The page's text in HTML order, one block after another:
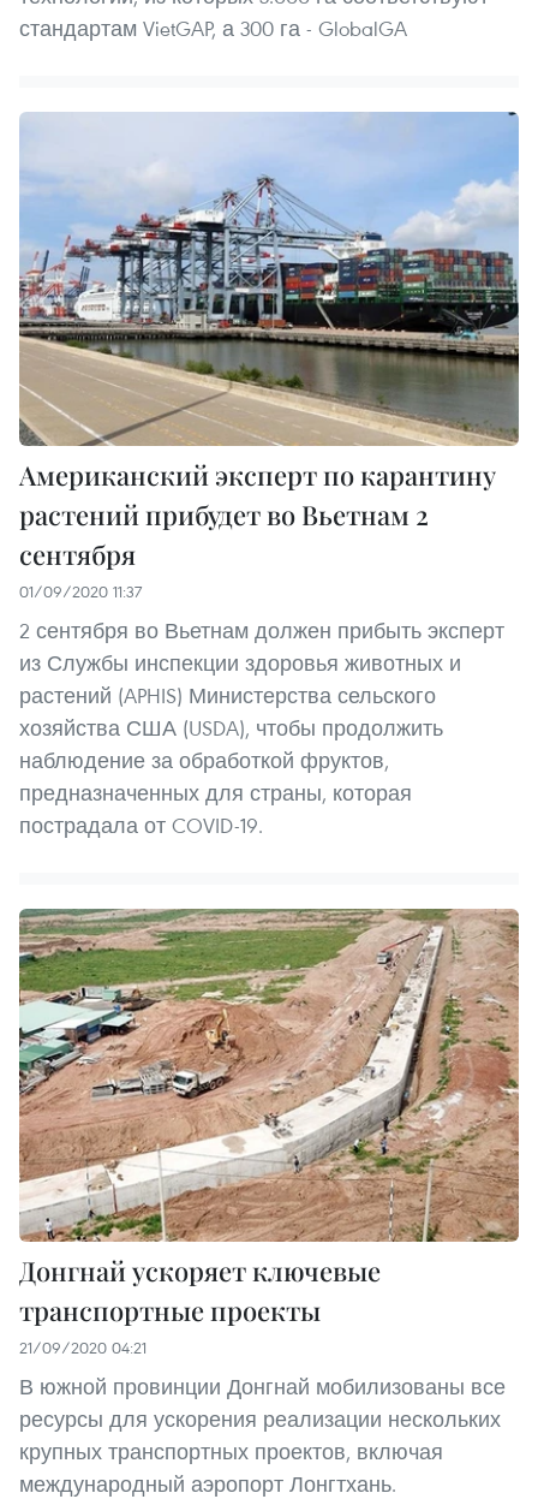
стандартам VietGAP, а 300 га - GlobalGA
Американский эксперт по карантину
растений прибудет во Вьетнам 2
сентября
01/09/2020 11:37
2 сентября во Вьетнам должен прибыть эксперт
из Службы инспекции здоровья животных и
растений (APHIS) Министерства сельского
хозяйства США (USDA), чтобы продолжить
наблюдение за обработкой фруктов,
предназначенных для страны, которая
пострадала от COVID-19.
Донгнай ускоряет ключевые
транспортные проекты
21/09/2020 04:21
В южной провинции Донгнай мобилизованы все
ресурсы для ускорения реализации нескольких
крупных транспортных проектов, включая
международный аэропорт Лонгтхань.